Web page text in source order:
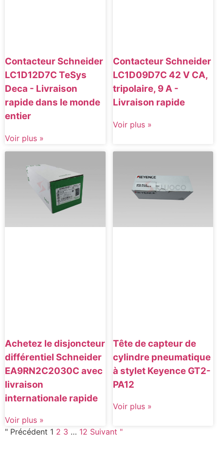
Contacteur Schneider
LC1D12D7C TeSys
Deca - Livraison
rapide dans le monde
entier
Voir plus »
Contacteur Schneider
LC1D09D7C 42 V CA,
tripolaire, 9 A -
Livraison rapide
Voir plus »
Achetez le disjoncteur
différentiel Schneider
EA9RN2C2030C avec
livraison
internationale rapide
Voir plus »
Tête de capteur de
cylindre pneumatique
à stylet Keyence GT2-
PA12
Voir plus »
" Précédent 1 2 3 … 12 Suivant "